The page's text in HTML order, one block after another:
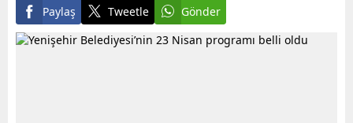
Paylaş Tweetle Gönder